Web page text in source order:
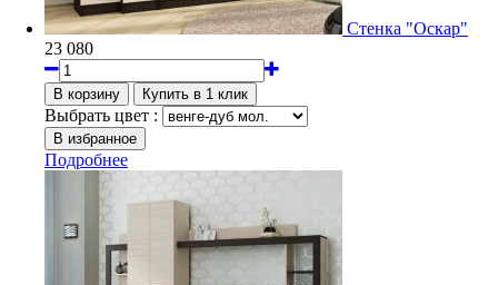
Стенка "Оскар"
23 080
Выбрать цвет :
Подробнее